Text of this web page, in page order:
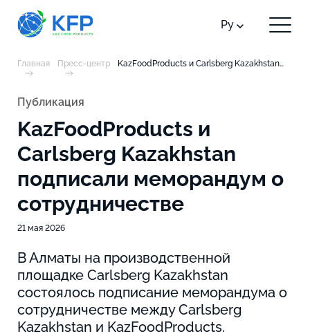
Ру
Главная Пресс-центр KazFoodProducts и Carlsberg Kazakhstan подписали меморандум о сотрудничестве
Публикация
KazFoodProducts и
Carlsberg Kazakhstan
подписали меморандум о
сотрудничестве
21 мая 2026
В Алматы на производственной
площадке Carlsberg Kazakhstan
состоялось подписание меморандума о
сотрудничестве между Carlsberg
Kazakhstan и KazFoodProducts.